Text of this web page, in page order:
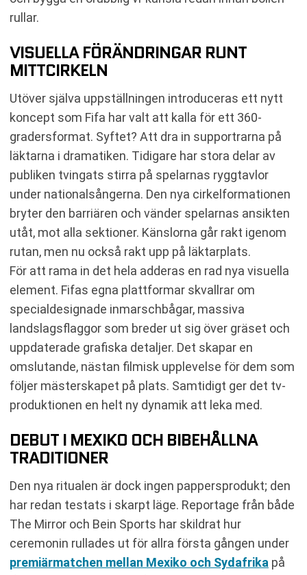
rullar.
VISUELLA FÖRÄNDRINGAR RUNT
MITTCIRKELN
Utöver själva uppställningen introduceras ett nytt
koncept som Fifa har valt att kalla för ett 360-
gradersformat. Syftet? Att dra in supportrarna på
läktarna i dramatiken. Tidigare har stora delar av
publiken tvingats stirra på spelarnas ryggtavlor
under nationalsångerna. Den nya cirkelformationen
bryter den barriären och vänder spelarnas ansikten
utåt, mot alla sektioner. Känslorna går rakt igenom
rutan, men nu också rakt upp på läktarplats.
För att rama in det hela adderas en rad nya visuella
element. Fifas egna plattformar skvallrar om
specialdesignade inmarschbågar, massiva
landslagsflaggor som breder ut sig över gräset och
uppdaterade grafiska detaljer. Det skapar en
omslutande, nästan filmisk upplevelse för dem som
följer mästerskapet på plats. Samtidigt ger det tv-
produktionen en helt ny dynamik att leka med.
DEBUT I MEXIKO OCH BIBEHÅLLNA
TRADITIONER
Den nya ritualen är dock ingen pappersprodukt; den
har redan testats i skarpt läge. Reportage från både
The Mirror och Bein Sports har skildrat hur
ceremonin rullades ut för allra första gången under
premiärmatchen mellan Mexiko och Sydafrika på